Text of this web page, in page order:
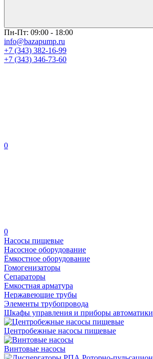
Пн-Пт: 09:00 - 18:00
info@bazapump.ru
+7 (343) 382-16-99
+7 (343) 346-73-‬60
0
0
Насосы пищевые
Насосное оборудование
Ёмкостное оборудование
Гомогенизаторы
Сепараторы
Емкостная арматура
Нержавеющие трубы
Элементы трубопровода
Шкафы управления и приборы автоматики
Центробежные насосы пищевые
Винтовые насосы